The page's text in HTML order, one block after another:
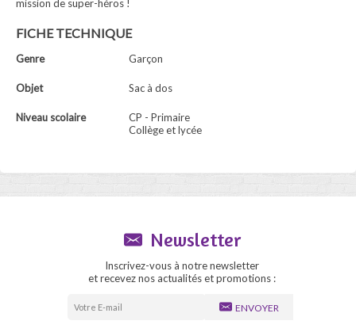
mission de super-héros !
FICHE TECHNIQUE
Genre Garçon
Objet Sac à dos
Niveau scolaire
CP - Primaire
Collège et lycée
Newsletter
Inscrivez-vous à notre newsletter
et recevez nos actualités et promotions :
ENVOYER